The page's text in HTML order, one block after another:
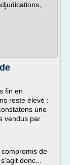
fin en
reste élevé :
une
vendus par
de
donc...